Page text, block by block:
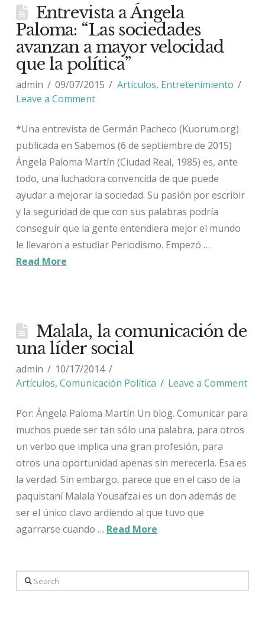
Entrevista a Ángela
Paloma: “Las sociedades
avanzan a mayor velocidad
que la política”
admin 09/07/2015 Artículos, Entretenimiento
Leave a Comment
*Una entrevista de Germán Pacheco (Kuorum.org)
publicada en Sabemos (6 de septiembre de 2015)
Ángela Paloma Martín (Ciudad Real, 1985) es, ante
todo, una luchadora convencida de que puede
ayudar a mejorar la sociedad. Su pasión por escribir
y la seguridad de que con sus palabras podría
conseguir que la gente entendiera mejor el mundo
le llevaron a estudiar Periodismo. Empezó …
Read More
Malala, la comunicación de
una líder social
admin
10/17/2014
Artículos, Comunicación Política Leave a Comment
Por: Ángela Paloma Martín Un blog. Comunicar para
muchos puede ser tan sólo una palabra, para otros
un verbo que implica una gran profesión, para
otros una oportunidad apenas sin merecerla. Esa es
la verdad. Sin embargo, parece que en el caso de la
paquistaní Malala Yousafzai es un don además de
ser el único clavo ardiendo al que tuvo que
agarrarse cuando … Read More
Search